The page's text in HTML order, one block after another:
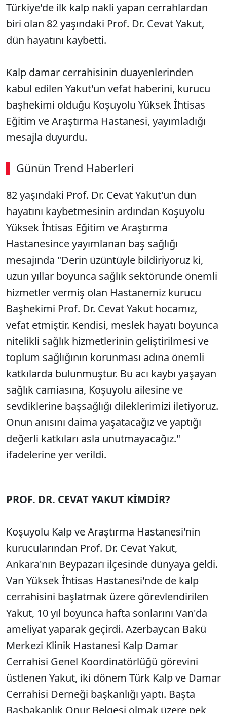
Türkiye'de ilk kalp nakli yapan cerrahlardan
biri olan 82 yaşındaki Prof. Dr. Cevat Yakut,
dün hayatını kaybetti.
Kalp damar cerrahisinin duayenlerinden
kabul edilen Yakut'un vefat haberini, kurucu
başhekimi olduğu Koşuyolu Yüksek İhtisas
Eğitim ve Araştırma Hastanesi, yayımladığı
mesajla duyurdu.
Günün Trend Haberleri
00:02 / 08:06
Sesi Aç
82 yaşındaki Prof. Dr. Cevat Yakut'un dün
hayatını kaybetmesinin ardından Koşuyolu
Yüksek İhtisas Eğitim ve Araştırma
Hastanesince yayımlanan baş sağlığı
mesajında "Derin üzüntüyle bildiriyoruz ki,
uzun yıllar boyunca sağlık sektöründe önemli
hizmetler vermiş olan Hastanemiz kurucu
Başhekimi Prof. Dr. Cevat Yakut hocamız,
vefat etmiştir. Kendisi, meslek hayatı boyunca
nitelikli sağlık hizmetlerinin geliştirilmesi ve
toplum sağlığının korunması adına önemli
katkılarda bulunmuştur. Bu acı kaybı yaşayan
sağlık camiasına, Koşuyolu ailesine ve
sevdiklerine başsağlığı dileklerimizi iletiyoruz.
Onun anısını daima yaşatacağız ve yaptığı
değerli katkıları asla unutmayacağız."
ifadelerine yer verildi.
PROF. DR. CEVAT YAKUT KİMDİR?
Koşuyolu Kalp ve Araştırma Hastanesi'nin
kurucularından Prof. Dr. Cevat Yakut,
Ankara'nın Beypazarı ilçesinde dünyaya geldi.
Van Yüksek İhtisas Hastanesi'nde de kalp
cerrahisini başlatmak üzere görevlendirilen
Yakut, 10 yıl boyunca hafta sonlarını Van'da
ameliyat yaparak geçirdi. Azerbaycan Bakü
Merkezi Klinik Hastanesi Kalp Damar
Cerrahisi Genel Koordinatörlüğü görevini
üstlenen Yakut, iki dönem Türk Kalp ve Damar
Cerrahisi Derneği başkanlığı yaptı. Başta
Başbakanlık Onur Belgesi olmak üzere pek